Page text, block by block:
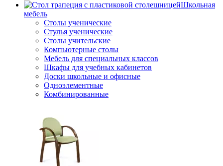
Школьная
мебель
Столы ученические
Стулья ученические
Столы учительские
Компьютерные столы
Мебель для специальных классов
Шкафы для учебных кабинетов
Доски школьные и офисные
Одноэлементные
Комбинированные